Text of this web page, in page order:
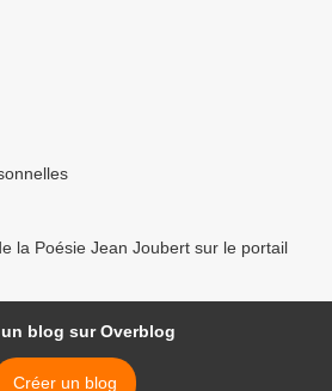
la Poésie Jean Joubert sur le portail
un blog sur Overblog
Créer un blog